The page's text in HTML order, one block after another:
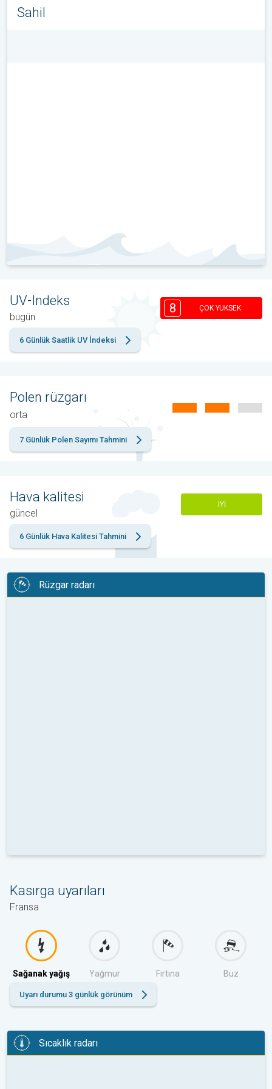
Sahil
UV-Indeks
bugün
8 ÇOK YUKSEK
6 Günlük Saatlik UV İndeksi
Polen rüzgarı
orta
7 Günlük Polen Sayımı Tahmini
Hava kalitesi
güncel
IYI
6 Günlük Hava Kalitesi Tahmini
Rüzgar radarı
Kasırga uyarıları
Fransa
Sağanak yağış Yağmur Fırtına Buz
Uyarı durumu 3 günlük görünüm
Sıcaklık radarı